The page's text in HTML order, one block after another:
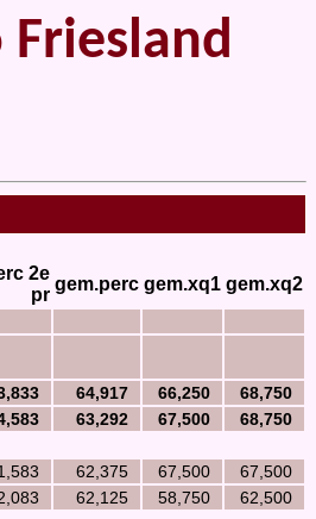
2e
pr
gem.perc gem.xq1 gem.xq2
64,917 66,250
68,750
63,292 67,500 68,750
62,375 67,500
67,500
62,125 58,750 62,500